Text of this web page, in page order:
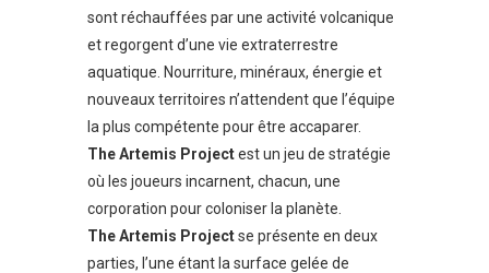
sont réchauffées par une activité volcanique
et regorgent d’une vie extraterrestre
aquatique. Nourriture, minéraux, énergie et
nouveaux territoires n’attendent que l’équipe
la plus compétente pour être accaparer.
The Artemis Projectest un jeu de stratégie
où les joueurs incarnent, chacun, une
corporation pour coloniser la planète.
The Artemis Projectse présente en deux
parties, l’une étant la surface gelée de